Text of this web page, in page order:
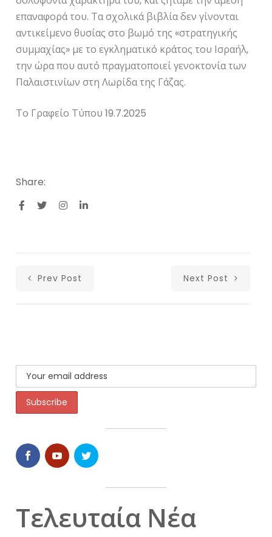
επαναφορά του. Τα σχολικά βιβλία δεν γίνονται
αντικείμενο θυσίας στο βωμό της «στρατηγικής
συμμαχίας» με το εγκληματικό κράτος του Ισραήλ,
την ώρα που αυτό πραγματοποιεί γενοκτονία των
Παλαιστινίων στη Λωρίδα της Γάζας.
Το Γραφείο Τύπου 19.7.2025
Share:
Prev Post Next Post
Τελευταία Νέα